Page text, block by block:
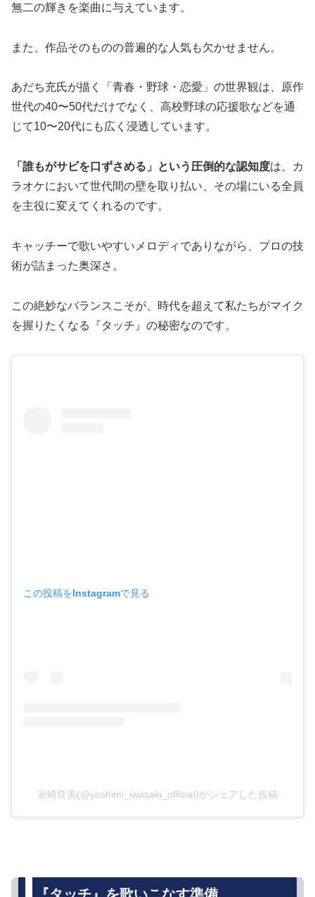
無二の輝きを楽曲に与えています。
また、作品そのものの普遍的な人気も欠かせません。
あだち充氏が描く「青春・野球・恋愛」の世界観は、原作
世代の40〜50代だけでなく、高校野球の応援歌などを通
じて10〜20代にも広く浸透しています。
「誰もがサビを口ずさめる」という圧倒的な認知度は、カ
ラオケにおいて世代間の壁を取り払い、その場にいる全員
を主役に変えてくれるのです。
キャッチーで歌いやすいメロディでありながら、プロの技
術が詰まった奥深さ。
この絶妙なバランスこそが、時代を超えて私たちがマイク
を握りたくなる『タッチ』の秘密なのです。
この投稿をInstagramで見る
岩崎良美(@yoshimi_iwasaki_official)がシェアした投稿